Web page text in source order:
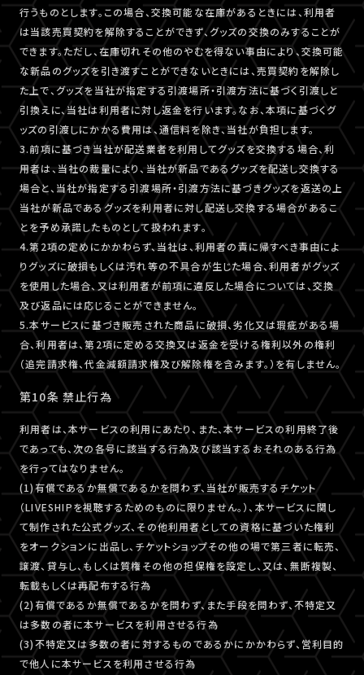
行うものとします。この場合、交換可能な在庫があるときには、利用者
は当該売買契約を解除することができず、グッズの交換のみすることが
できます。ただし、在庫切れその他のやむを得ない事由により、交換可能
な新品のグッズを引き渡すことができないときには、売買契約を解除し
た上で、グッズを当社が指定する引渡場所・引渡方法に基づく引渡しと
引換えに、当社は利用者に対し返金を行います。なお、本項に基づくグ
ッズの引渡しにかかる費用は、通信料を除き、当社が負担します。
3.前項に基づき当社が配送業者を利用してグッズを交換する場合、利
用者は、当社の裁量により、当社が新品であるグッズを配送し交換する
場合と、当社が指定する引渡場所・引渡方法に基づきグッズを返送の上
当社が新品であるグッズを利用者に対し配送し交換する場合があるこ
とを予め承諾したものとして扱われます。
4.第2項の定めにかかわらず、当社は、利用者の責に帰すべき事由によ
りグッズに破損もしくは汚れ等の不具合が生じた場合、利用者がグッズ
を使用した場合、又は利用者が前項に違反した場合については、交換
及び返品には応じることができません。
5.本サービスに基づき販売された商品に破損、劣化又は瑕疵がある場
合、利用者は、第2項に定める交換又は返金を受ける権利以外の権利
（追完請求権、代金減額請求権及び解除権を含みます。）を有しません。
第10条 禁止行為
利用者は、本サービスの利用にあたり、また、本サービスの利用終了後
であっても、次の各号に該当する行為及び該当するおそれのある行為
を行ってはなりません。
(1)有償であるか無償であるかを問わず、当社が販売するチケット
（LIVESHIPを視聴するためのものに限りません。）、本サービスに関し
て制作された公式グッズ、その他利用者としての資格に基づいた権利
をオークションに出品し、チケットショップその他の場で第三者に転売、
譲渡、貸与し、もしくは質権その他の担保権を設定し、又は、無断複製、
転載もしくは再配布する行為
(2)有償であるか無償であるかを問わず、また手段を問わず、不特定又
は多数の者に本サービスを利用させる行為
(3)不特定又は多数の者に対するものであるかにかかわらず、営利目的
で他人に本サービスを利用させる行為